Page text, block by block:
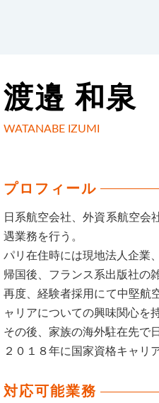
渡邉 和泉
WATANABE IZUMI
プロフィール
日系航空会社、外資系航空会
遇業務を行う。
パリ在住時には現地法人企業
帰国後、フランス系出版社の
再度、経験者採用にて中堅航
ャリアについての興味関心を
その後、家族の海外駐在先で
２０１８年に国家資格キャリ
対応可能業務